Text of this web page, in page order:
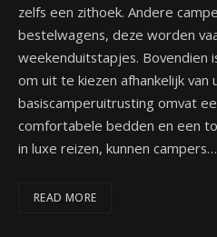
zelfs een zithoek. Andere
bestelwagens, deze worden
weekenduitstapjes. Bovendien
om uit te kiezen afhankelijk van
basiscamperuitrusting omvat
comfortabele bedden en een
in luxe reizen, kunnen campers…
READ MORE